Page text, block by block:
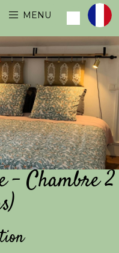
MENU
- Chambre 2